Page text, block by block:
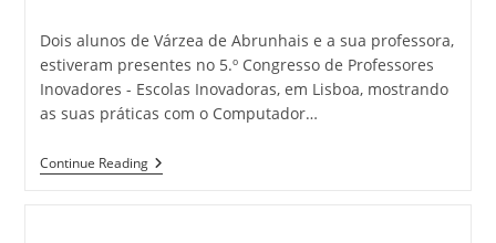
Dois alunos de Várzea de Abrunhais e a sua professora,
estiveram presentes no 5.º Congresso de Professores
Inovadores - Escolas Inovadoras, em Lisboa, mostrando
as suas práticas com o Computador…
Continue Reading5.ª
Conferência